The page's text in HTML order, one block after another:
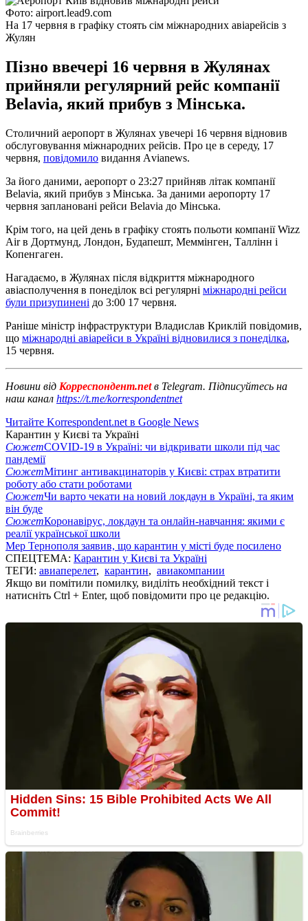
Фото: airport.lead9.com
На 17 червня в графіку стоять сім міжнародних авіарейсів з
Жулян
Пізно ввечері 16 червня в Жулянах
прийняли регулярний рейс компанії
Belavia, який прибув з Мінська.
Столичний аеропорт в Жулянах увечері 16 червня відновив
обслуговування міжнародних рейсів. Про це в середу, 17
червня, повідомило видання Аvianews.
За його даними, аеропорт о 23:27 прийняв літак компанії
Belavia, який прибув з Мінська. За даними аеропорту 17
червня заплановані рейси Belavia до Мінська.
Крім того, на цей день в графіку стоять польоти компанії Wizz
Air в Дортмунд, Лондон, Будапешт, Меммінген, Таллінн і
Копенгаген.
Нагадаємо, в Жулянах після відкриття міжнародного
авіасполучення в понеділок всі регулярні міжнародні рейси
були призупинені до 3:00 17 червня.
Раніше міністр інфраструктури Владислав Криклій повідомив,
що міжнародні авіарейси в Україні відновилися з понеділка,
15 червня.
Новини від Корреспондент.netв Telegram. Підписуйтесь на
наш канал https://t.me/korrespondentnet
Читайте Korrespondent.net в Google News
Карантин у Києві та Україні
СюжетCOVID-19 в Україні: чи відкривати школи під час
пандемії
СюжетМітинг антивакцинаторів у Києві: страх втратити
роботу або стати роботами
СюжетЧи варто чекати на новий локдаун в Україні, та яким
він буде
СюжетКоронавірус, локдаун та онлайн-навчання: якими є
реалії української школи
Мер Тернополя заявив, що карантин у місті буде посилено
СПЕЦТЕМА: Карантин у Києві та Україні
ТЕГИ: авиаперелет, карантин, авиакомпании
Якщо ви помітили помилку, виділіть необхідний текст і
натисніть Ctrl + Enter, щоб повідомити про це редакцію.